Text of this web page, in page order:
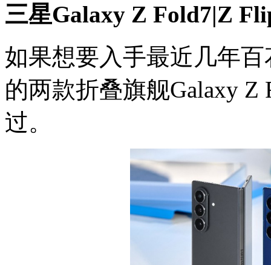
三星Galaxy Z Fold7|Z
如果想要入手最近几年
的两款折叠旗舰Galaxy Z
过。